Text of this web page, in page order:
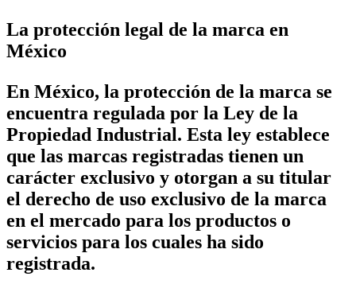
La protección legal de la marca en
México
En México, la protección de la marca se
encuentra regulada por la Ley de la
Propiedad Industrial. Esta ley establece
que las marcas registradas tienen un
carácter exclusivo y otorgan a su titular
el derecho de uso exclusivo de la marca
en el mercado para los productos o
servicios para los cuales ha sido
registrada.